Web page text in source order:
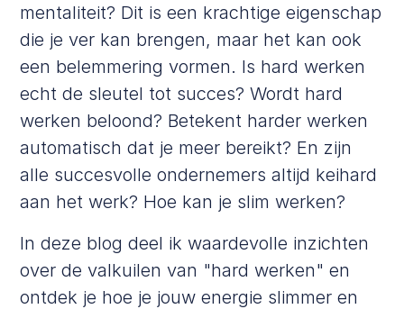
mentaliteit? Dit is een krachtige eigenschap
die je ver kan brengen, maar het kan ook
een belemmering vormen. Is hard werken
echt de sleutel tot succes? Wordt hard
werken beloond? Betekent harder werken
automatisch dat je meer bereikt? En zijn
alle succesvolle ondernemers altijd keihard
aan het werk? Hoe kan je slim werken?
In deze blog deel ik waardevolle inzichten
over de valkuilen van "hard werken" en
ontdek je hoe je jouw energie slimmer en